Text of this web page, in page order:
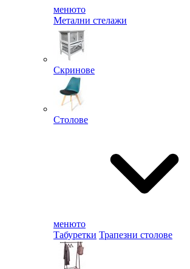
менюто
Метални стелажи
Скринове
Столове
менюто
Табуретки Трапезни столове